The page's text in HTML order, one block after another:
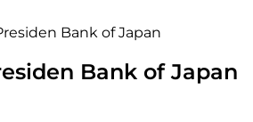
Bank of Japan
Bank of Japan